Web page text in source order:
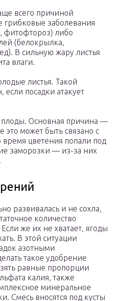
всего причиной
грибковые заболевания
фитофтороз) либо
(белокрылка,
В сильную жару листья
влаги.
листья. Такой
если посадки атакует
Основная причина —
это может быть связано с
время цветения попали под
заморозки — из-за них
развивалась и не сохла,
количество
же их не хватает, ягоды
В этой ситуации
азотными
такое удобрение
равные пропорции
калия, также
минеральное
Смесь вносятся под кусты